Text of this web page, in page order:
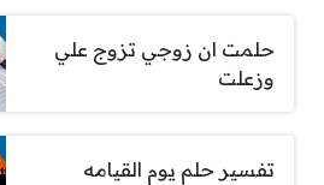
حلمت ان زوجي تزوج علي
وزعلت
تفسير حلم يوم القيامه